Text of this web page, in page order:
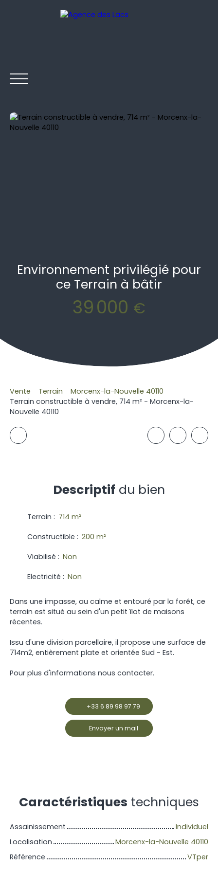
Environnement privilégié pour
ce Terrain à bâtir
39 000 €
Vente Terrain
Morcenx-la-Nouvelle 40110
Terrain constructible à vendre, 714 m² - Morcenx-la-
Nouvelle 40110
Descriptif du bien
Terrain : 714 m²
Constructible : 200 m²
Viabilisé : Non
Electricité : Non
Dans une impasse, au calme et entouré par la forêt, ce
terrain est situé au sein d'un petit îlot de maisons
récentes.
Issu d'une division parcellaire, il propose une surface de
714m2, entièrement plate et orientée Sud - Est.
Pour plus d'informations nous contacter.
+33 6 89 98 97 79
Envoyer un mail
Caractéristiques techniques
Assainissement
Individuel
Localisation
Morcenx-la-Nouvelle 40110
Référence
VTper